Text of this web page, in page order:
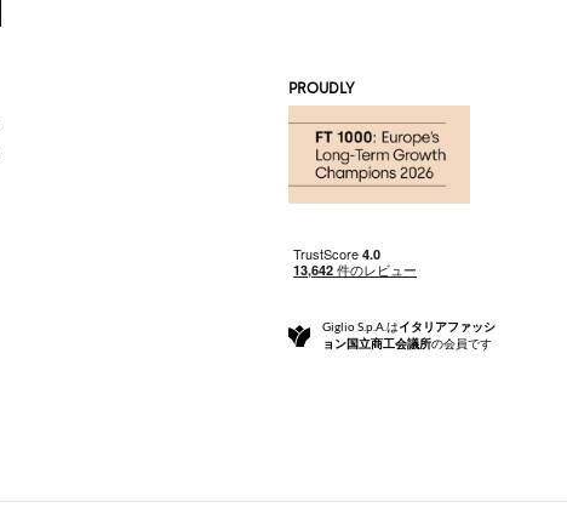
PROUDLY
Giglio S.p.A.はイタリアファッシ
ョン国立商工会議所の会員です